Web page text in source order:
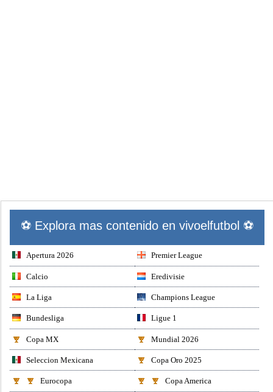
⚽ Explora mas contenido en vivoelfutbol ⚽
Apertura 2026 Premier League
Calcio Eredivisie
La Liga Champions League
Bundesliga Ligue 1
Copa MX Mundial 2026
Seleccion Mexicana Copa Oro 2025
Eurocopa Copa America